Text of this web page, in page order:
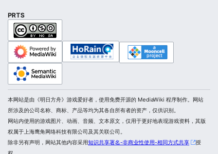
PRTS
本网站是由《明日方舟》游戏爱好者，使用免费开源的 MediaWiki 程序制作。网站
所涉及的公司名称、商标、产品等均为其各自所有者的资产，仅供识别。
网站内使用的游戏图片、动画、音频、文本原文，仅用于更好地表现游戏资料，其版
权属于上海鹰角网络科技有限公司及其关联公司。
除非另有声明，网站其他内容采用知识共享署名-非商业性使用-相同方式共享
授